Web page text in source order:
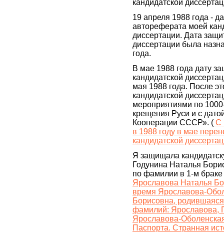
кандидатской
19 апреля 1988 года -
автореферата моей
диссертации. Дата
диссертации была
года.
В мае 1988 года дату
кандидатской
мая 1988 года. После
кандидатской
мероприятиями по
крещения Руси и с
Кооперации СССР». ( С
в 1988 году в мае
кандидатской
Я защищала
Годунина Наталья
по фамилии в 1-м браке
Ярославова Наталья
время Ярославова-
Борисовна,
фамилий: Ярославова,
Ярославова-
Паспорта. Странная